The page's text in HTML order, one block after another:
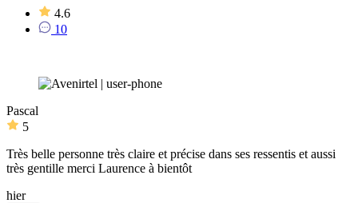
4.6
10
Pascal
5
Très belle personne très claire et précise dans ses ressentis et aussi
très gentille merci Laurence à bientôt
hier